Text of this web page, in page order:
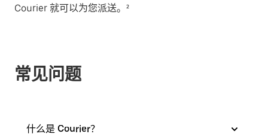
Courier 就可以为您派送。²
常见问题
什么是 Courier？